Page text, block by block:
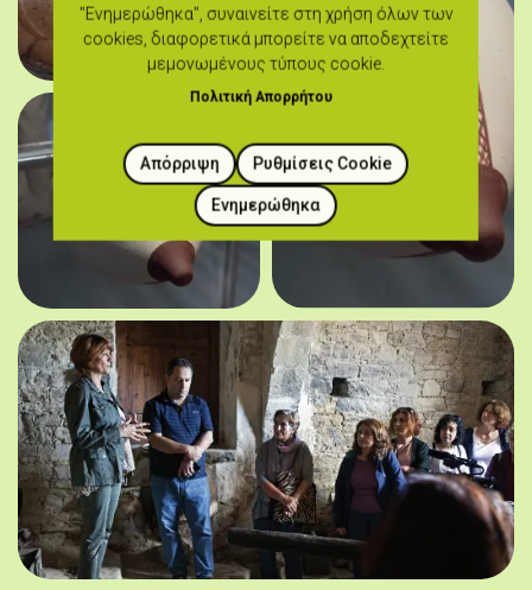
"Ενημερώθηκα", συναινείτε στη χρήση όλων των
cookies, διαφορετικά μπορείτε να αποδεχτείτε
μεμονωμένους τύπους cookie.
Πολιτική Απορρήτου
Ρυθμίσεις Cookie
Απόρριψη
Ενημερώθηκα